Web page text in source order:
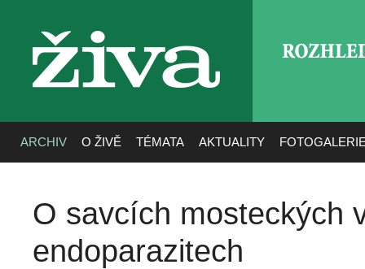
živa
ARCHIV O ŽIVĚ TÉMATA AKTUALITY
O savcích mosteckých
endoparazitech